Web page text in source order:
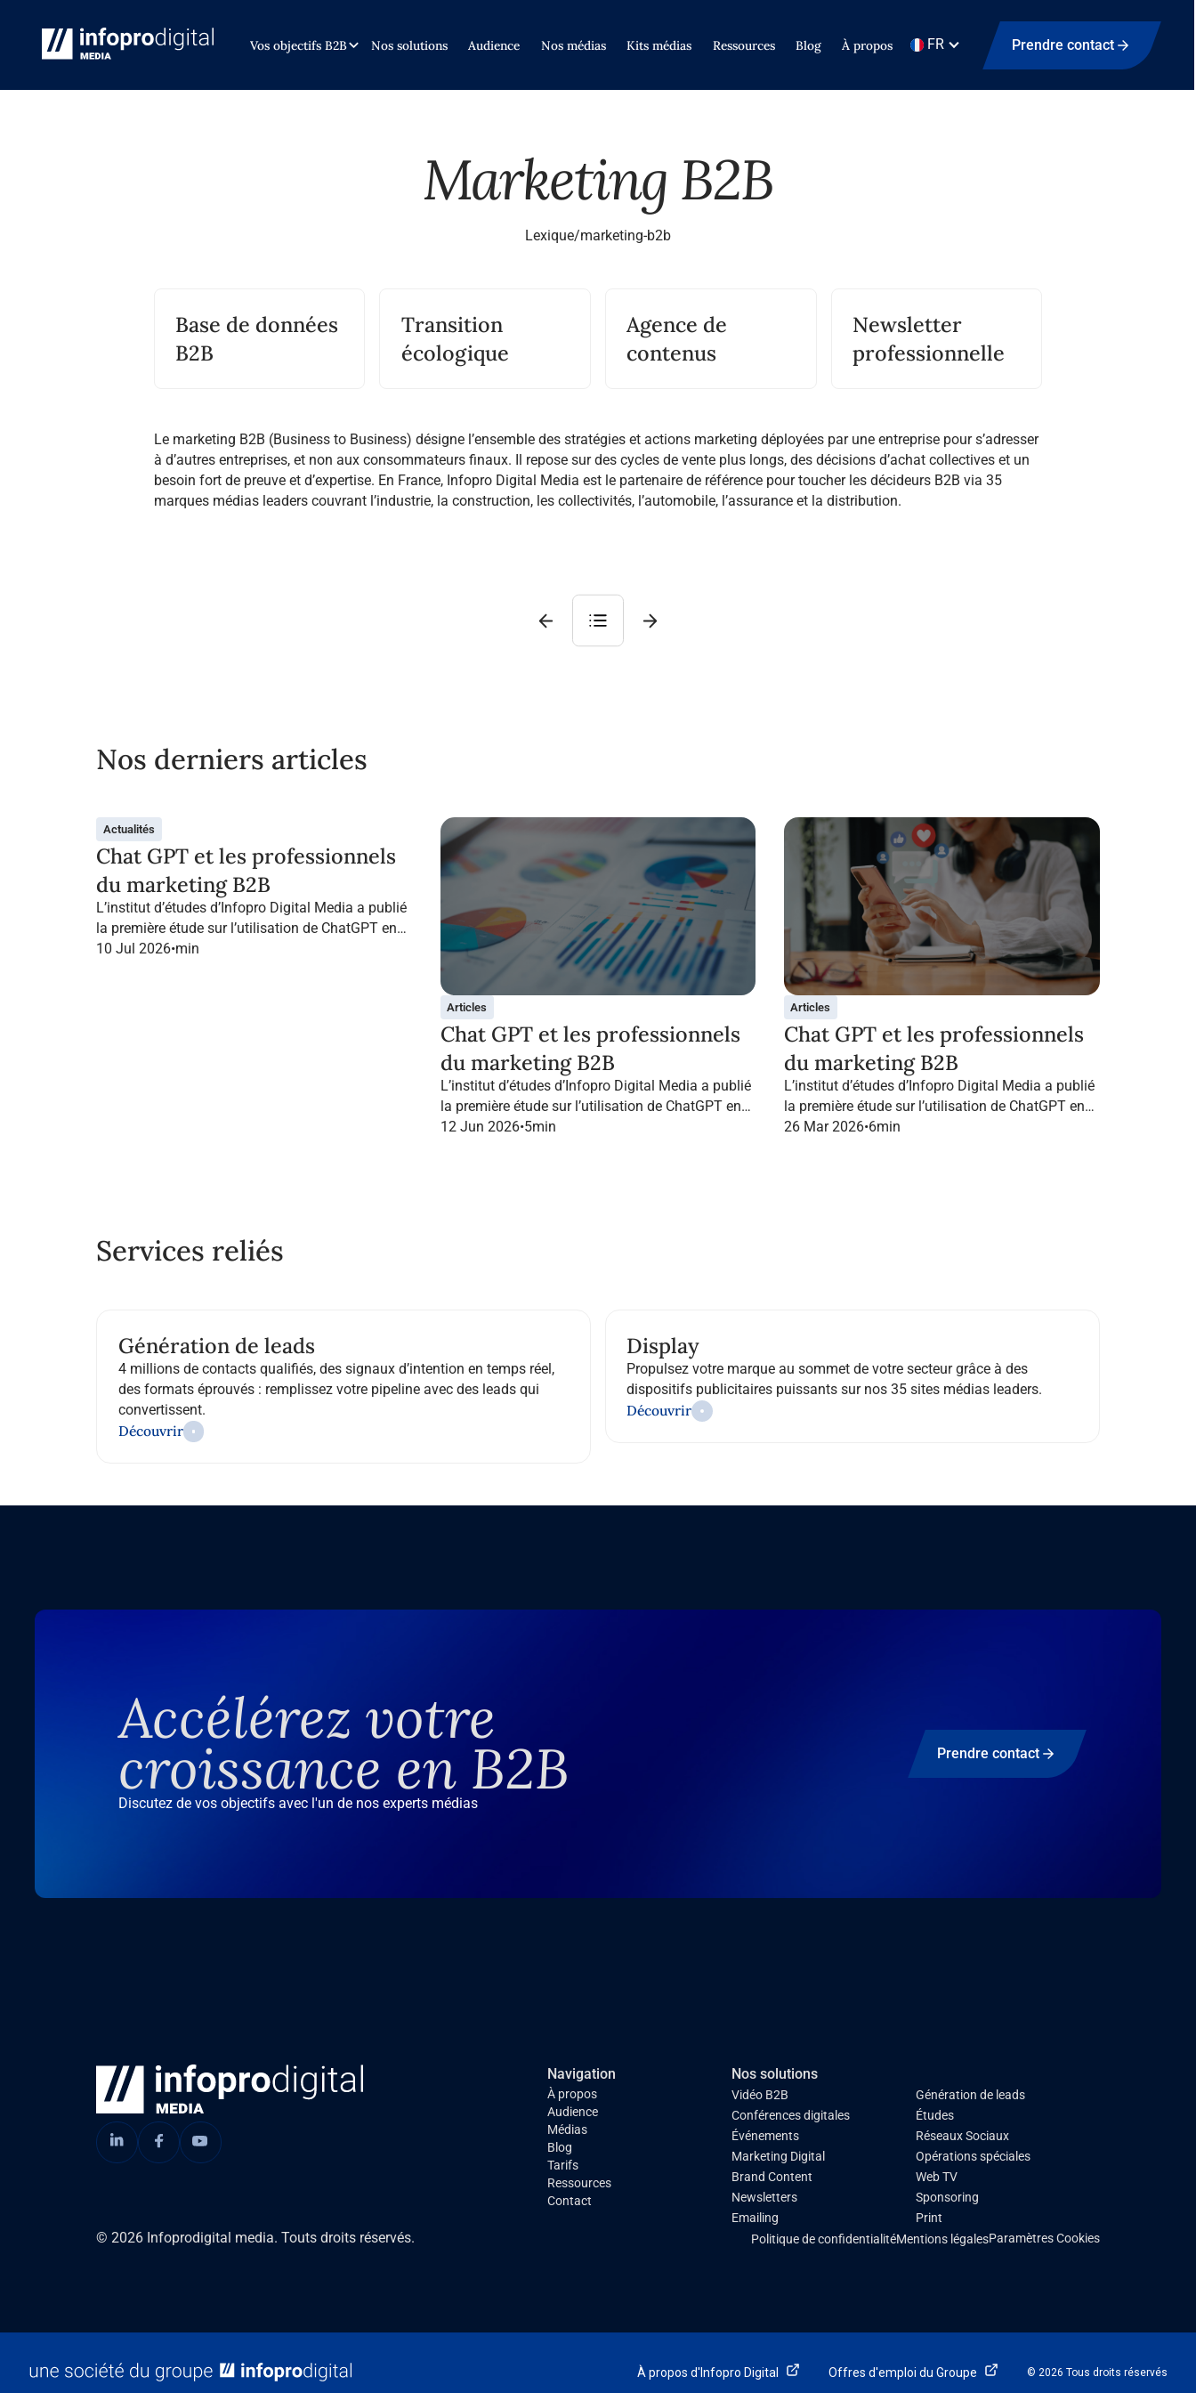
Vos objectifs B2B Nos solutions Audience Nos médias Kits médias Ressources Blog À propos FR Prendre contact
Marketing B2B
Lexique/marketing-b2b
Base de données
B2B
Transition
écologique
Agence de
contenus
Newsletter
professionnelle
Le marketing B2B (Business to Business) désigne l’ensemble des stratégies et actions marketing déployées par une entreprise pour s’adresser
à d’autres entreprises, et non aux consommateurs finaux. Il repose sur des cycles de vente plus longs, des décisions d’achat collectives et un
besoin fort de preuve et d’expertise. En France, Infopro Digital Media est le partenaire de référence pour toucher les décideurs B2B via 35
marques médias leaders couvrant l’industrie, la construction, les collectivités, l’automobile, l’assurance et la distribution.
Nos derniers articles
Actualités
Chat GPT et les professionnels
du marketing B2B
L’institut d’études d’Infopro Digital Media a publié
la première étude sur l’utilisation de ChatGPT en
France dans le marketing B2B.
10 Jul 2026•min
Articles
Chat GPT et les professionnels
du marketing B2B
L’institut d’études d’Infopro Digital Media a publié
la première étude sur l’utilisation de ChatGPT en
France dans le marketing B2B.
12 Jun 2026•5min
Articles
Chat GPT et les professionnels
du marketing B2B
L’institut d’études d’Infopro Digital Media a publié
la première étude sur l’utilisation de ChatGPT en
France dans le marketing B2B.
26 Mar 2026•6min
Services reliés
Génération de leads
4 millions de contacts qualifiés, des signaux d’intention en temps réel,
des formats éprouvés : remplissez votre pipeline avec des leads qui
convertissent.
Découvrir
Display
Propulsez votre marque au sommet de votre secteur grâce à des
dispositifs publicitaires puissants sur nos 35 sites médias leaders.
Découvrir
Accélérez votre
croissance en B2B
Discutez de vos objectifs avec l'un de nos experts médias
Prendre contact
Navigation
À propos
Audience
Médias
Blog
Tarifs
Ressources
Contact
Nos solutions
Vidéo B2B
Conférences digitales
Événements
Marketing Digital
Brand Content
Newsletters
Emailing
Génération de leads
Études
Réseaux Sociaux
Opérations spéciales
Web TV
Sponsoring
Print
© 2026 Infoprodigital media. Touts droits réservés. Politique de confidentialitéMentions légalesParamètres Cookies